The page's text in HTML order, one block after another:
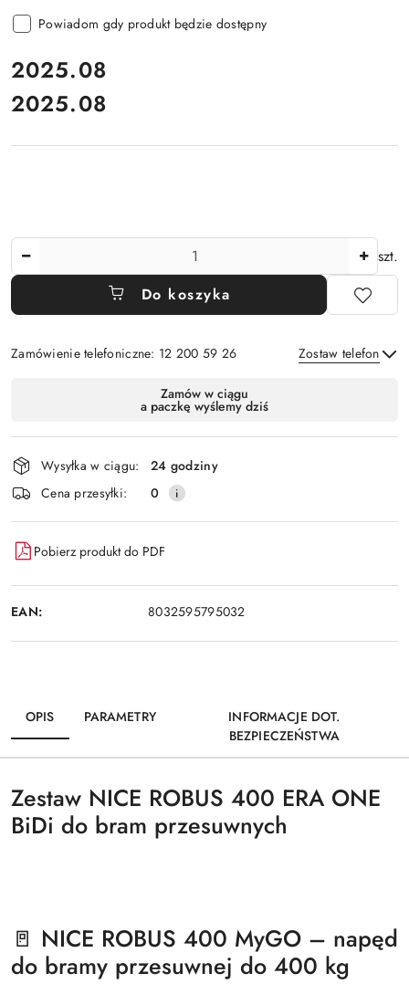
Powiadom gdy produkt będzie dostępny
cena:
2025.08
Cena:
2025.08
szt.
Do koszyka
Zamówienie telefoniczne: 12 200 59 26 Zostaw telefon
Wyślij
dostawa
Zamów w ciągu
a paczkę wyślemy dziś
Wysyłka w ciągu:
24 godziny
Cena przesyłki:
0
Pobierz produkt do PDF
EAN: 8032595795032
OPIS PARAMETRY
INFORMACJE DOT.
BEZPIECZEŃSTWA
Zestaw NICE ROBUS 400 ERA ONE
BiDi do bram przesuwnych
🚪 NICE ROBUS 400 MyGO – napęd
do bramy przesuwnej do 400 kg